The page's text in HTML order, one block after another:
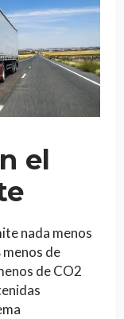
el
nada menos
menos de
de CO2